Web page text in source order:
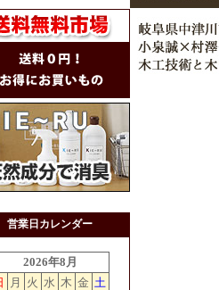
営業日カレンダー
2026年8月
月 火 水 木 金 土